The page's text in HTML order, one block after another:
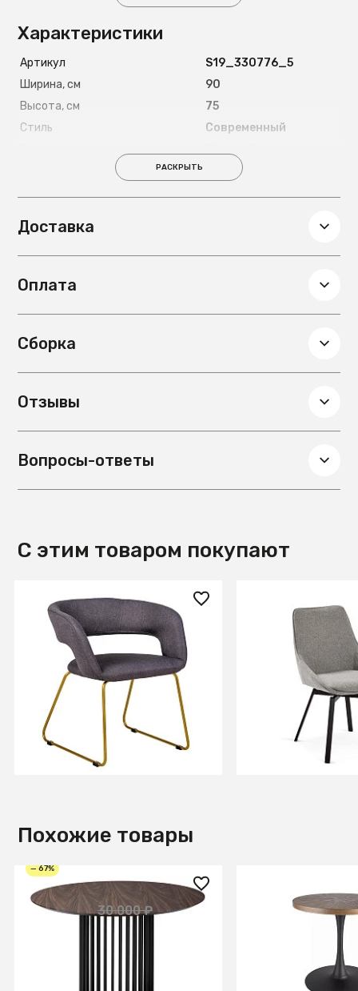
Характеристики
Артикул
S19_330776_5
Ширина, см
90
Высота, см
75
Стиль
Современный
Черный
Глубина, см
Вес, кг
Цвет столешницы
Темно-
РАСКРЫТЬ
Доставка
Оплата
Сборка
Отзывы
Вопросы-ответы
С этим товаром покупают
14 860 ₽
Кресло Hugs Тм.Сер/Link
Золото
В КОРЗИНУ
44 990 ₽
Стул Haston
В
Похожие товары
— 67%
9 900 ₽
30 000 ₽
31 770 ₽
Стол обеденный
AMADEO 80